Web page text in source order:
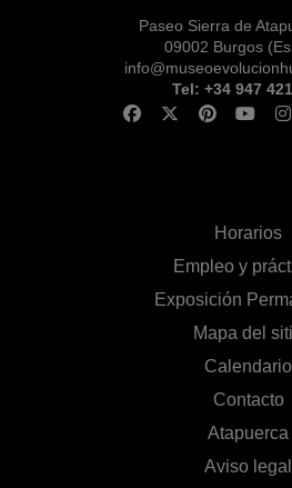
Paseo Sierra de
09002 Burgos
Tel: +34 947
Horarios
Empleo y
Exposición
Mapa del
Calendario
Contacto
Atapuerca
Aviso legal